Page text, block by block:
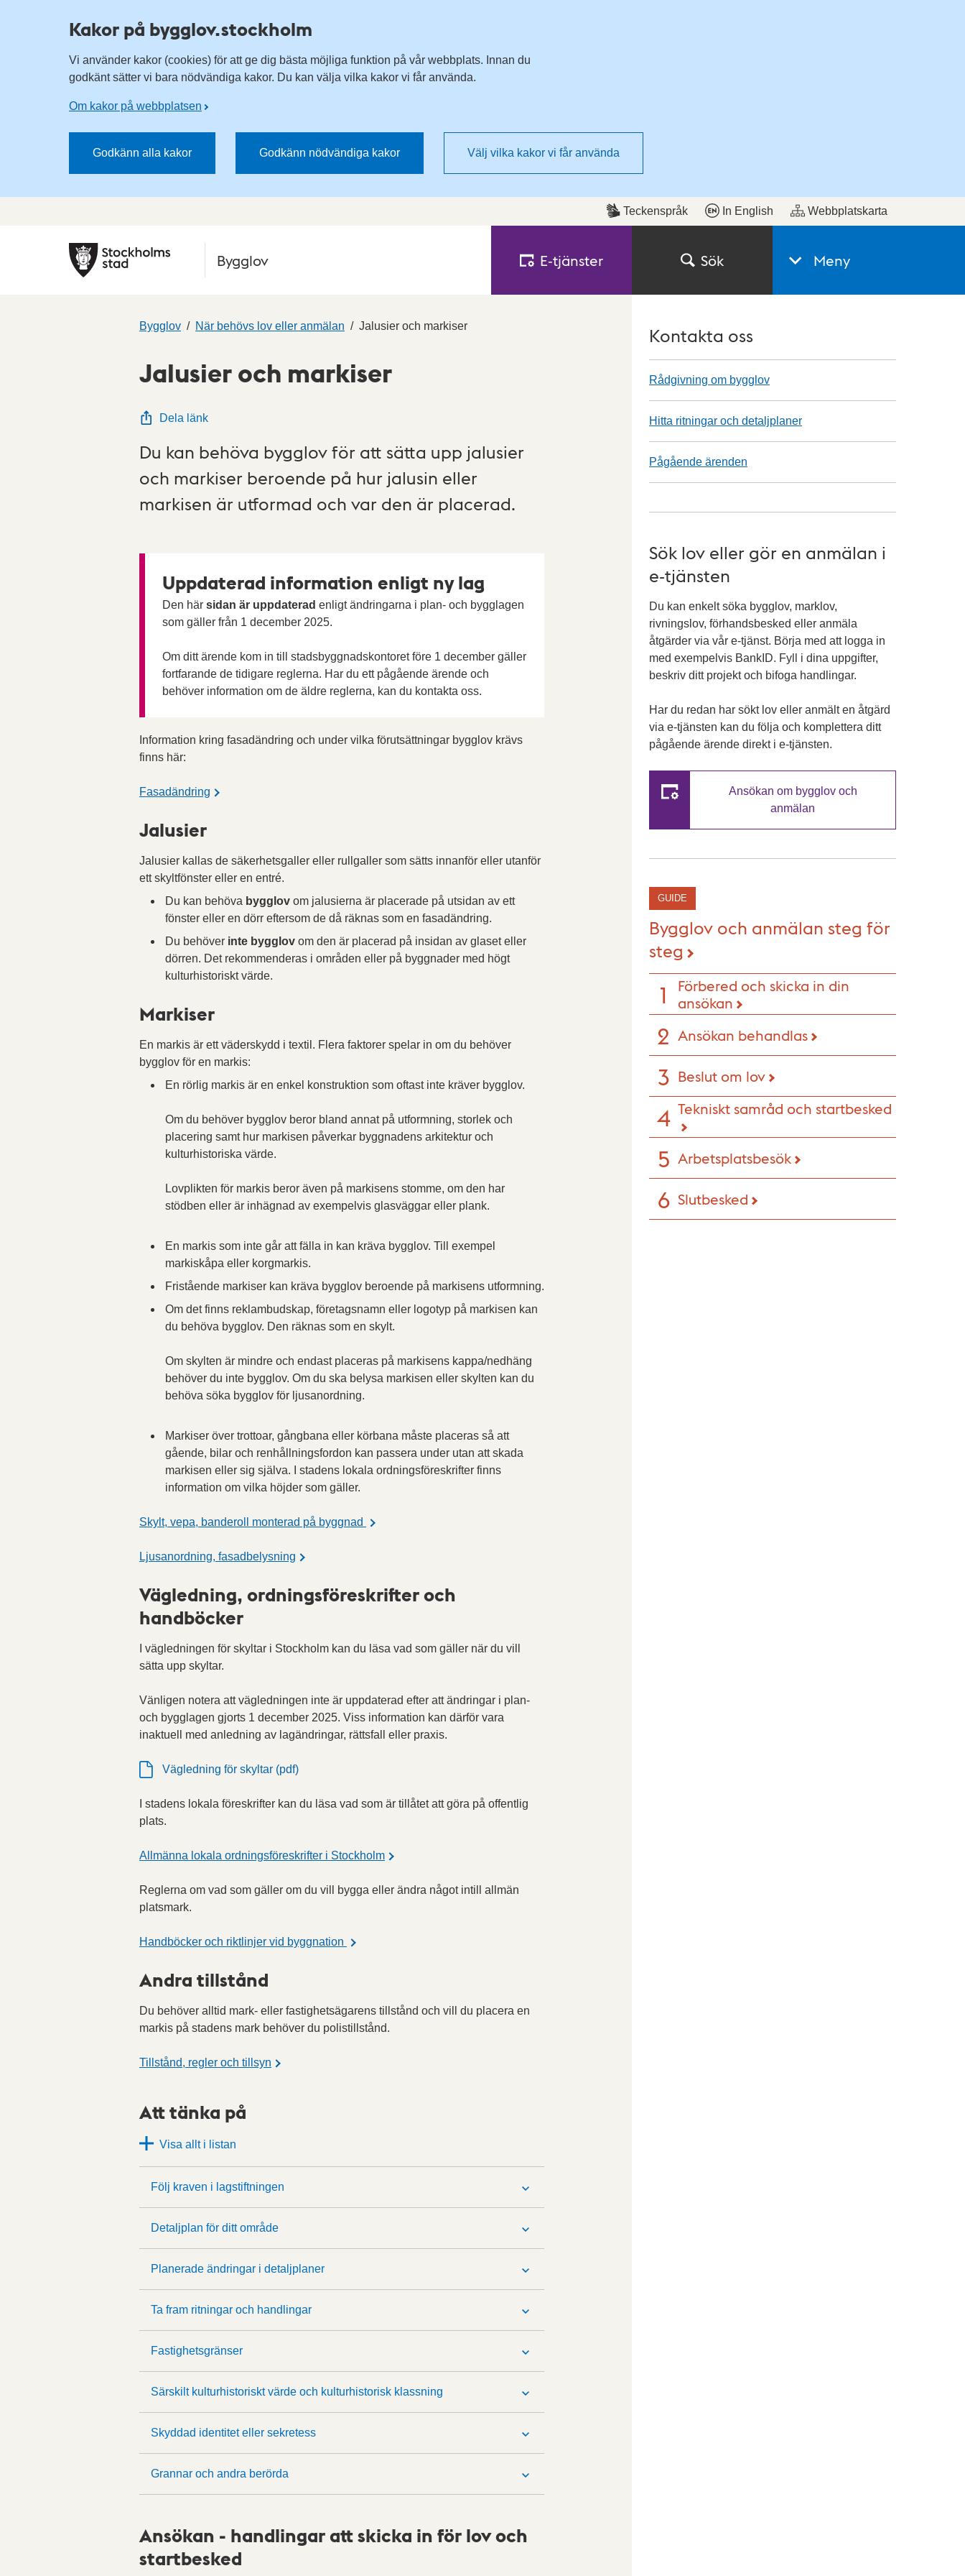
Kakor på bygglov.stockholm
Vi använder kakor (cookies) för att ge dig bästa möjliga funktion på vår webbplats. Innan du
godkänt sätter vi bara nödvändiga kakor. Du kan välja vilka kakor vi får använda.
Om kakor på webbplatsen
Godkänn alla kakor Godkänn nödvändiga kakor Välj vilka kakor vi får använda
Teckenspråk In English Webbplatskarta
Bygglov E‑tjänster Sök Meny
Bygglov När behövs lov eller anmälan Jalusier och markiser
Jalusier och markiser
Dela länk
Du kan behöva bygglov för att sätta upp jalusier
och markiser beroende på hur jalusin eller
markisen är utformad och var den är placerad.
Uppdaterad information enligt ny lag
Den här sidan är uppdaterad enligt ändringarna i plan- och bygglagen
som gäller från 1 december 2025.
Om ditt ärende kom in till stadsbyggnadskontoret före 1 december gäller
fortfarande de tidigare reglerna. Har du ett pågående ärende och
behöver information om de äldre reglerna, kan du kontakta oss.
Information kring fasadändring och under vilka förutsättningar bygglov krävs
finns här:
Fasadändring
Jalusier
Jalusier kallas de säkerhetsgaller eller rullgaller som sätts innanför eller utanför
ett skyltfönster eller en entré.
Du kan behöva bygglov om jalusierna är placerade på utsidan av ett
fönster eller en dörr eftersom de då räknas som en fasadändring.
Du behöver inte bygglov om den är placerad på insidan av glaset eller
dörren. Det rekommenderas i områden eller på byggnader med högt
kulturhistoriskt värde.
Markiser
En markis är ett väderskydd i textil. Flera faktorer spelar in om du behöver
bygglov för en markis:
En rörlig markis är en enkel konstruktion som oftast inte kräver bygglov.
Om du behöver bygglov beror bland annat på utformning, storlek och
placering samt hur markisen påverkar byggnadens arkitektur och
kulturhistoriska värde.
Lovplikten för markis beror även på markisens stomme, om den har
stödben eller är inhägnad av exempelvis glasväggar eller plank.
En markis som inte går att fälla in kan kräva bygglov. Till exempel
markiskåpa eller korgmarkis.
Fristående markiser kan kräva bygglov beroende på markisens utformning.
Om det finns reklambudskap, företagsnamn eller logotyp på markisen kan
du behöva bygglov. Den räknas som en skylt.
Om skylten är mindre och endast placeras på markisens kappa/nedhäng
behöver du inte bygglov. Om du ska belysa markisen eller skylten kan du
behöva söka bygglov för ljusanordning.
Markiser över trottoar, gångbana eller körbana måste placeras så att
gående, bilar och renhållningsfordon kan passera under utan att skada
markisen eller sig själva. I stadens lokala ordningsföreskrifter finns
information om vilka höjder som gäller.
Skylt, vepa, banderoll monterad på byggnad
Ljusanordning, fasadbelysning
Vägledning, ordningsföreskrifter och
handböcker
I vägledningen för skyltar i Stockholm kan du läsa vad som gäller när du vill
sätta upp skyltar.
Vänligen notera att vägledningen inte är uppdaterad efter att ändringar i plan-
och bygglagen gjorts 1 december 2025. Viss information kan därför vara
inaktuell med anledning av lagändringar, rättsfall eller praxis.
Vägledning för skyltar (pdf)
I stadens lokala föreskrifter kan du läsa vad som är tillåtet att göra på offentlig
plats.
Allmänna lokala ordningsföreskrifter i Stockholm
Reglerna om vad som gäller om du vill bygga eller ändra något intill allmän
platsmark.
Handböcker och riktlinjer vid byggnation
Andra tillstånd
Du behöver alltid mark- eller fastighetsägarens tillstånd och vill du placera en
markis på stadens mark behöver du polistillstånd.
Tillstånd, regler och tillsyn
Att tänka på
Visa allt i listan
Följ kraven i lagstiftningen
Detaljplan för ditt område
Planerade ändringar i detaljplaner
Ta fram ritningar och handlingar
Fastighetsgränser
Särskilt kulturhistoriskt värde och kulturhistorisk klassning
Skyddad identitet eller sekretess
Grannar och andra berörda
Ansökan - handlingar att skicka in för lov och
startbesked
Kontakta oss
Rådgivning om bygglov
Hitta ritningar och detaljplaner
Pågående ärenden
Sök lov eller gör en anmälan i
e-tjänsten
Du kan enkelt söka bygglov, marklov,
rivningslov, förhandsbesked eller anmäla
åtgärder via vår e-tjänst. Börja med att logga in
med exempelvis BankID. Fyll i dina uppgifter,
beskriv ditt projekt och bifoga handlingar.
Har du redan har sökt lov eller anmält en åtgärd
via e-tjänsten kan du följa och komplettera ditt
pågående ärende direkt i e-tjänsten.
Ansökan om bygglov och
anmälan
GUIDE
Bygglov och anmälan steg för
steg
Förbered och skicka in din
ansökan
Ansökan behandlas
Beslut om lov
Tekniskt samråd och startbesked
Arbetsplatsbesök
Slutbesked